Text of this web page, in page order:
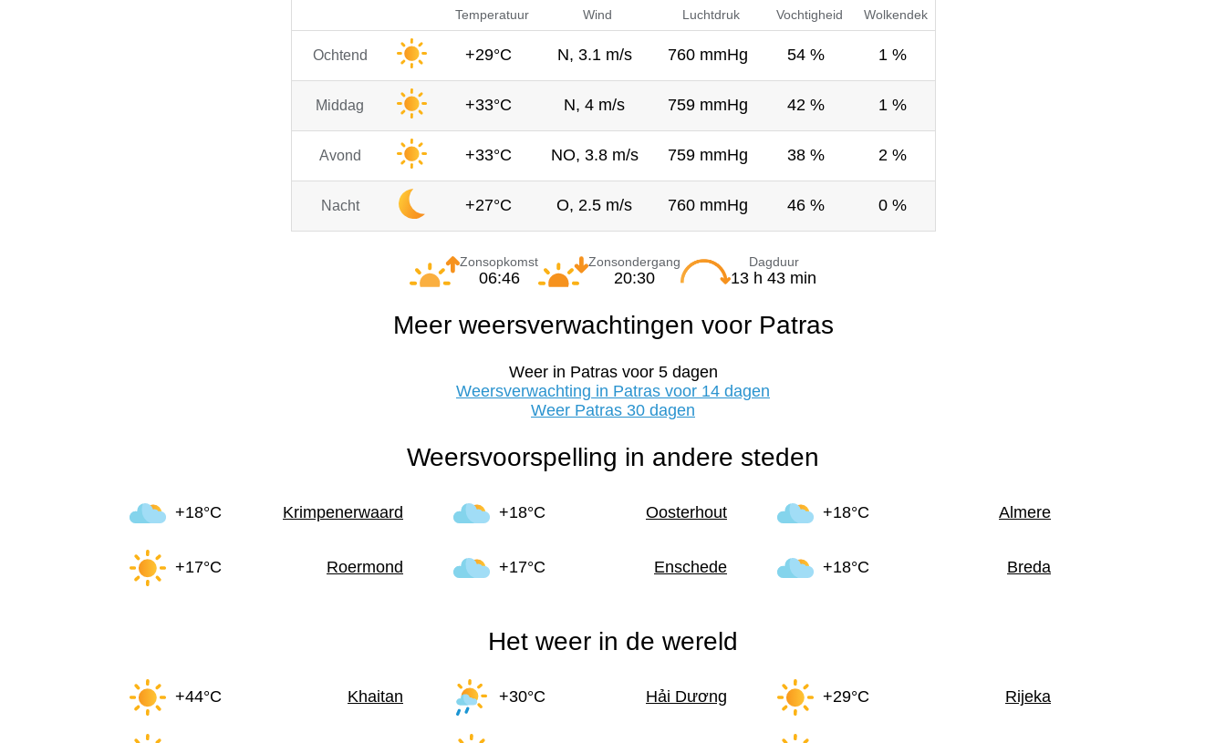
Temperatuur Wind Luchtdruk Vochtigheid Wolkendek
Ochtend +29°C N, 3.1 m/s 760 mmHg 54 % 1 %
Middag +33°C N, 4 m/s 759 mmHg 42 % 1 %
Avond +33°C NO, 3.8 m/s 759 mmHg 38 % 2 %
Nacht +27°C O, 2.5 m/s 760 mmHg 46 % 0 %
Zonsopkomst
06:46
Zonsondergang
20:30
Dagduur
13 h 43 min
Meer weersverwachtingen voor Patras
Weer in Patras voor 5 dagen
Weersverwachting in Patras voor 14 dagen
Weer Patras 30 dagen
Weersvoorspelling in andere steden
+18°C Krimpenerwaard +18°C Oosterhout +18°C Almere
+17°C Roermond +17°C Enschede +18°C Breda
Het weer in de wereld
+44°C Khaitan +30°C Hải Dương +29°C Rijeka